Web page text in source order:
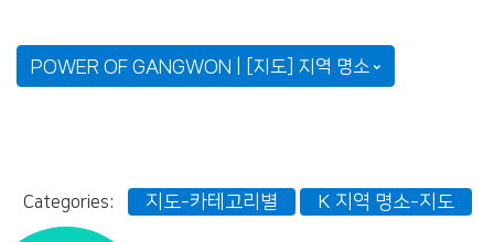
POWER OF GANGWON | [지도] 지역 명소
Categories: 지도-카테고리별 K 지역 명소-지도